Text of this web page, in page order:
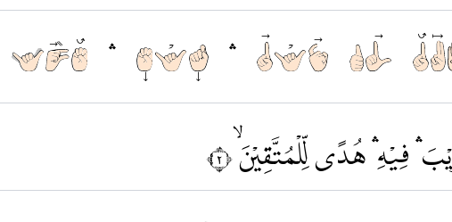
لَا رَيْبَ ۛ فِيْهِ ۛ هُدًى
فِيْهِ ۛ هُدًى لِّلْمُتَّقِيْنَۙ ٢